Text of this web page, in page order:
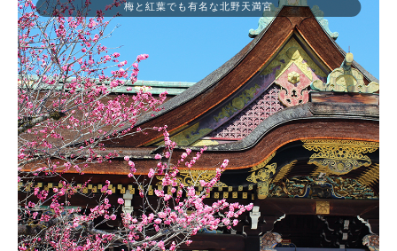
梅と紅葉でも有名な北野天満宮